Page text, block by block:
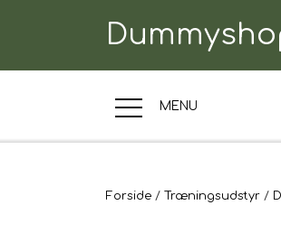
MENU
Forside Træningsudstyr